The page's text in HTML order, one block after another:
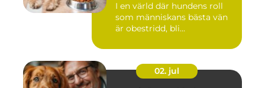
I en värld där hundens roll
som människans bästa vän
är obestridd, bli...
02. jul